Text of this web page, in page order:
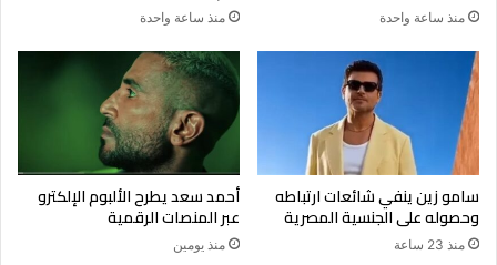
منذ ساعة واحدة منذ ساعة واحدة
سامو زين ينفي شائعات ارتباطه
وحصوله على الجنسية المصرية
منذ 23 ساعة
أحمد سعد يطرح الألبوم الإلكترو
عبر المنصات الرقمية
منذ يومين